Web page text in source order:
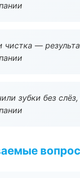
чистка —
зубки без